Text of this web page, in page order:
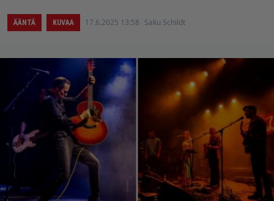
ÄÄNTÄ KUVAA 17.6.2025 13:58 Saku Schildt